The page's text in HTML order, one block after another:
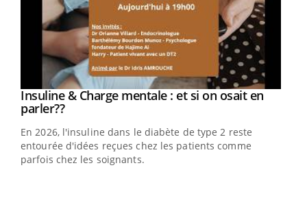
Youtube
Insuline & Charge mentale : et si on osait en
parler??Youtube
En 2026, l'insuline dans le diabète de type 2 reste
entourée d'idées reçues chez les patients comme
parfois chez les soignants.